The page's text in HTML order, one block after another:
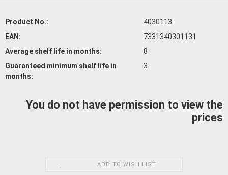
Product No.:
4030113
EAN:
7331340301131
Average shelf life in months:
8
Guaranteed minimum shelf life in
months:
3
You do not have permission to view the
prices
ADD TO WISH LIST